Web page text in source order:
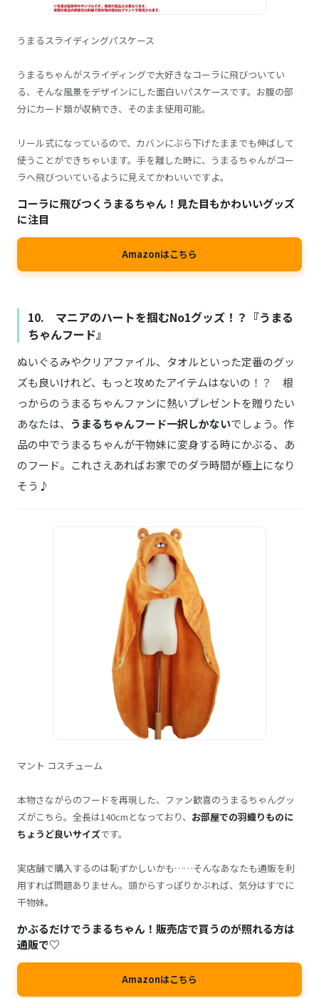
うまるスライディングパスケース
うまるちゃんがスライディングで大好きなコーラに飛びついてい
る、そんな風景をデザインにした面白いパスケースです。お腹の部
分にカード類が収納でき、そのまま使用可能。
リール式になっているので、カバンにぶら下げたままでも伸ばして
使うことができちゃいます。手を離した時に、うまるちゃんがコー
ラへ飛びついているように見えてかわいいですよ。
コーラに飛びつくうまるちゃん！見た目もかわいいグッズ
に注目
Amazonはこちら
10. マニアのハートを掴むNo1グッズ！？『うまる
ちゃんフード』
ぬいぐるみやクリアファイル、タオルといった定番のグッ
ズも良いけれど、もっと攻めたアイテムはないの！？ 根
っからのうまるちゃんファンに熱いプレゼントを贈りたい
あなたは、 うまるちゃんフード一択しかないでしょう。作
品の中でうまるちゃんが干物妹に変身する時にかぶる、あ
のフード。これさえあればお家でのダラ時間が極上になり
そう♪
マント コスチューム
本物さながらのフードを再現した、ファン歓喜のうまるちゃんグッ
ズがこちら。全長は140cmとなっており、 お部屋での羽織りものに
ちょうど良いサイズです。
実店舗で購入するのは恥ずかしいかも……そんなあなたも通販を利
用すれば問題ありません。頭からすっぽりかぶれば、気分はすでに
干物妹。
かぶるだけでうまるちゃん！販売店で買うのが照れる方は
通販で♡
Amazonはこちら